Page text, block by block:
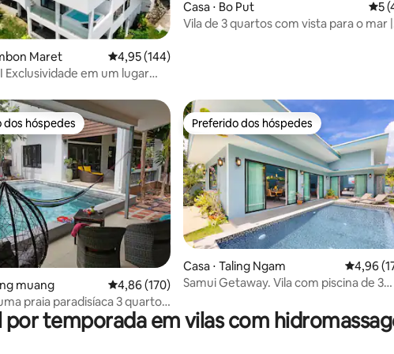
para cada estadia. O
de 7 baht por unidade. A conta
é de cerca de 800-1600
de festas
na vila.
de 5, 118 avaliações
Maret 4,95 de uma avaliação média de 5, 144 avaliações
4,95 (144)
Casa ⋅ Bo Put 5 de
5
Vila de 3 quartos com vista para o mar |
de 5, 300 avaliações
dos hóspedes
dos hóspedes
muang 4,86 de uma avaliação média de 5, 170 avaliações
4,86 (170)
praia paradisíaca 3 quartos
Preferido dos hóspedes
Preferido dos hóspedes
Casa ⋅ Taling Ngam 4,96 de
4,96
Samui Getaway. Vila com piscina de 3
por temporada em vilas com